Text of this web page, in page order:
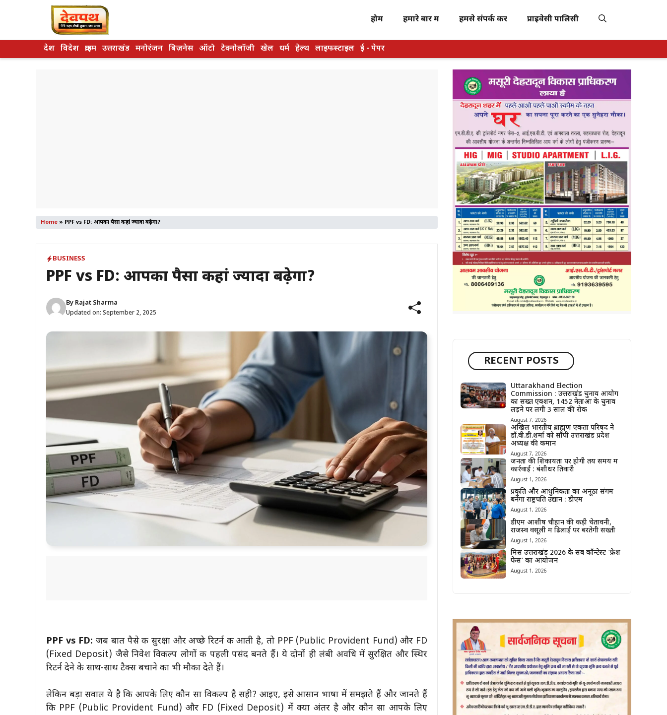
होम हमारे बारें में हमसे संपर्क करें प्राइवेसी पालिसी
देश विदेश क्राइम उत्तराखंड मनोरंजन बिज़नेस ऑटो टेक्नोलॉजी खेल धर्म हेल्थ लाइफस्टाइल ई - पेपर
Home » PPF vs FD: आपका पैसा कहां ज्यादा बढ़ेगा?
BUSINESS
PPF vs FD: आपका पैसा कहां ज्यादा बढ़ेगा?
By Rajat Sharma
Updated on: September 2, 2025
PPF vs FD: जब बात पैसे की सुरक्षा और अच्छे रिटर्न की आती है, तो PPF (Public Provident Fund) और FD
(Fixed Deposit) जैसे निवेश विकल्प लोगों की पहली पसंद बनते हैं। ये दोनों ही लंबी अवधि में सुरक्षित और स्थिर
रिटर्न देने के साथ-साथ टैक्स बचाने का भी मौका देते हैं।
लेकिन बड़ा सवाल ये है कि आपके लिए कौन सा विकल्प है सही? आइए, इसे आसान भाषा में समझते हैं और जानते हैं
कि PPF (Public Provident Fund) और FD (Fixed Deposit) में क्या अंतर है और कौन सा आपके लिए
RECENT POSTS
Uttarakhand Election
Commission : उत्तराखंड चुनाव आयोग
का सख्त एक्शन, 1452 नेताओं के चुनाव
लड़ने पर लगी 3 साल की रोक
August 7, 2026
अखिल भारतीय ब्राह्मण एकता परिषद ने
डॉ.वी.डी.शर्मा को सौंपी उत्तराखंड प्रदेश
अध्यक्ष की कमान
August 7, 2026
जनता की शिकायतों पर होगी तय समय में
कार्रवाई : बंशीधर तिवारी
August 1, 2026
प्रकृति और आधुनिकता का अनूठा संगम
बनेगा राष्ट्रपति उद्यान : डीएम
August 1, 2026
डीएम आशीष चौहान की कड़ी चेतावनी,
राजस्व वसूली में ढिलाई पर बरतेगी सख्ती
August 1, 2026
मिस उत्तराखंड 2026 के सब कॉन्टेस्ट ‘फ्रेश
फेस’ का आयोजन
August 1, 2026